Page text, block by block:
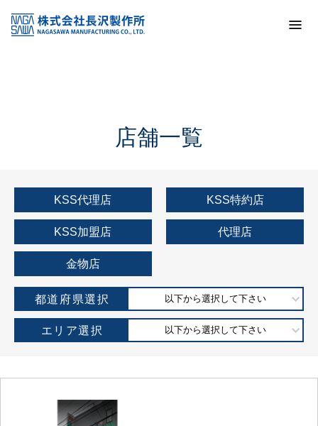
KSS加盟店・取扱店情報
店舗一覧
店舗一覧
KSS代理店 KSS特約店
KSS加盟店 代理店
金物店
都道府県選択 以下から選択して下さい
エリア選択 以下から選択して下さい